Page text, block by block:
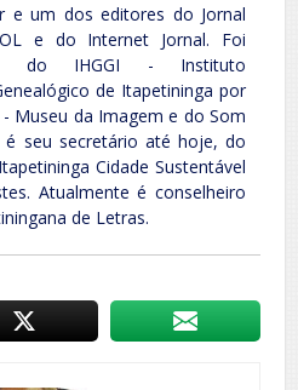
e um dos editores do Jornal
e do Internet Jornal. Foi
do IHGGI - Instituto
de Itapetininga por
Museu da Imagem e do Som
seu secretário até hoje, do
Cidade Sustentável
Atualmente é conselheiro
de Letras.